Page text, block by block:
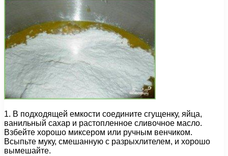
1. В подходящей емкости соедините сгущенку, яйца,
ванильный сахар и растопленное сливочное масло.
Взбейте хорошо миксером или ручным венчиком.
Всыпьте муку, смешанную с разрыхлителем, и хорошо
вымешайте.